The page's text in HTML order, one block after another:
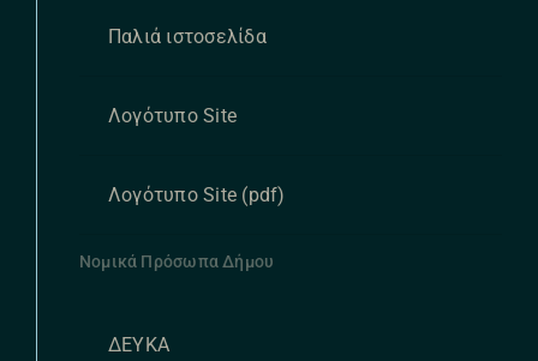
Παλιά ιστοσελίδα
Λογότυπο Site
Λογότυπο Site (pdf)
Νομικά Πρόσωπα Δήμου
ΔΕΥΚΑ